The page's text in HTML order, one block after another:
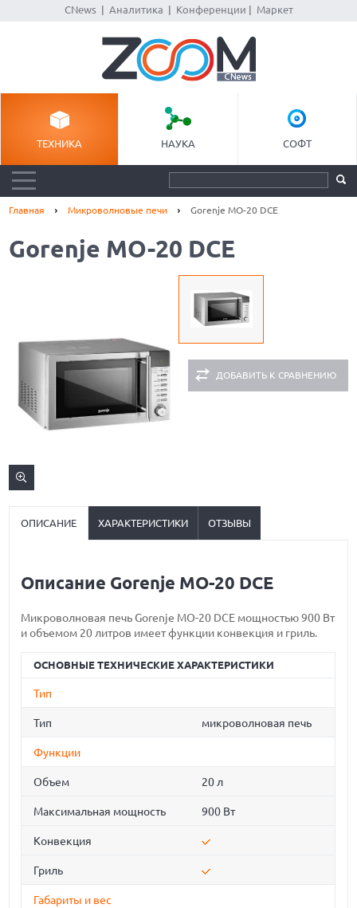
CNews| Аналитика Конференции Маркет
ТЕХНИКА НАУКА СОФТ
Главная Микроволновые печи Gorenje MO-20 DCE
Gorenje MO-20 DCE
ДОБАВИТЬ К СРАВНЕНИЮ
ОПИСАНИЕ ХАРАКТЕРИСТИКИ ОТЗЫВЫ
Описание Gorenje MO-20 DCE
Микроволновая печь Gorenje MO-20 DCE мощностью 900 Вт
и объемом 20 литров имеет функции конвекция и гриль.
ОСНОВНЫЕ ТЕХНИЧЕСКИЕ ХАРАКТЕРИСТИКИ
Тип
Тип микроволновая печь
Функции
Объем 20 л
Максимальная мощность 900 Вт
Конвекция
Гриль
Габариты и вес